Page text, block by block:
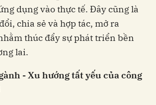
dụng vào thực tế. Đây cũng là
chia sẻ và hợp tác, mở ra
thúc đẩy sự phát triển bền
lai.
- Xu hướng tất yếu của công